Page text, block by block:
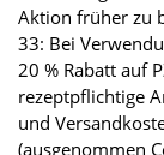
Aktion früher zu
33: Bei
20 % Rabatt auf
rezeptpflichtige
und
(ausgenommen